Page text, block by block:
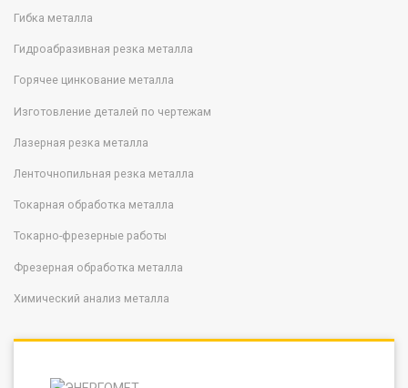
Гибка металла
Гидроабразивная резка металла
Горячее цинкование металла
Изготовление деталей по чертежам
Лазерная резка металла
Ленточнопильная резка металла
Токарная обработка металла
Токарно-фрезерные работы
Фрезерная обработка металла
Химический анализ металла